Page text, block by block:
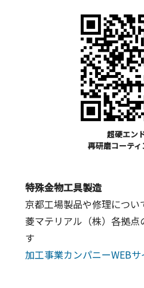
超硬エン
再研磨コーテ
特殊金物工具製造
京都工場製品や修理につ
菱マテリアル（株）各拠
す
加工事業カンパニーWEBサ